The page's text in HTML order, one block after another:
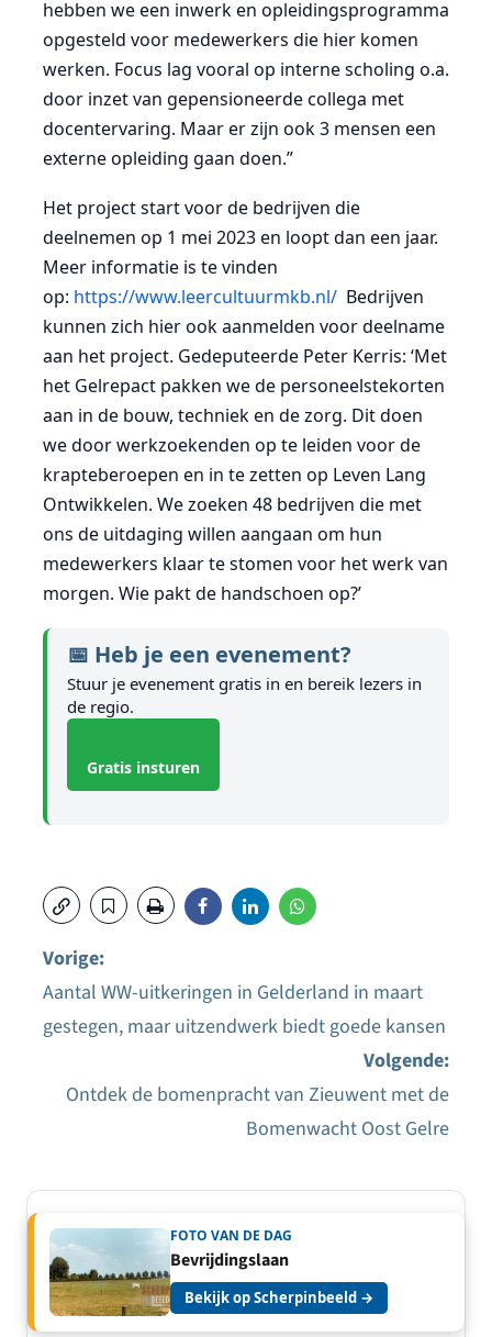
hebben we een inwerk en opleidingsprogramma
opgesteld voor medewerkers die hier komen
werken. Focus lag vooral op interne scholing o.a.
door inzet van gepensioneerde collega met
docentervaring. Maar er zijn ook 3 mensen een
externe opleiding gaan doen.”
Het project start voor de bedrijven die
deelnemen op 1 mei 2023 en loopt dan een jaar.
Meer informatie is te vinden
op: https://www.leercultuurmkb.nl/Bedrijven
kunnen zich hier ook aanmelden voor deelname
aan het project. Gedeputeerde Peter Kerris: ‘Met
het Gelrepact pakken we de personeelstekorten
aan in de bouw, techniek en de zorg. Dit doen
we door werkzoekenden op te leiden voor de
krapteberoepen en in te zetten op Leven Lang
Ontwikkelen. We zoeken 48 bedrijven die met
ons de uitdaging willen aangaan om hun
medewerkers klaar te stomen voor het werk van
morgen. Wie pakt de handschoen op?’
📅 Heb je een evenement?
Stuur je evenement gratis in en bereik lezers in
de regio.
Gratis insturen
Bericht
Vorige:
Aantal WW-uitkeringen in Gelderland in maart
gestegen, maar uitzendwerk biedt goede kansen
Volgende:
Ontdek de bomenpracht van Zieuwent met de
Bomenwacht Oost Gelre
FOTO VAN DE DAG
Bevrijdingslaan
Bekijk op Scherpinbeeld →